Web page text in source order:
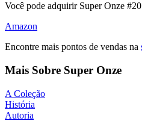
Você pode adquirir Super Onze
Amazon
Encontre mais pontos de vendas na
Mais Sobre Super Onze
A Coleção
História
Autoria